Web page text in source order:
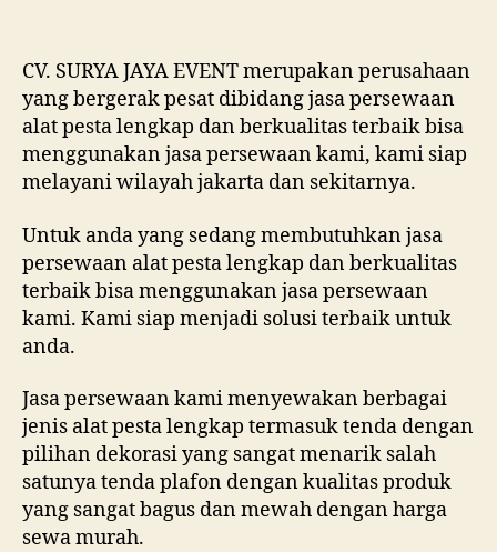
CV. SURYA JAYA EVENT merupakan perusahaan
yang bergerak pesat dibidang jasa persewaan
alat pesta lengkap dan berkualitas terbaik bisa
menggunakan jasa persewaan kami, kami siap
melayani wilayah jakarta dan sekitarnya.
Untuk anda yang sedang membutuhkan jasa
persewaan alat pesta lengkap dan berkualitas
terbaik bisa menggunakan jasa persewaan
kami. Kami siap menjadi solusi terbaik untuk
anda.
Jasa persewaan kami menyewakan berbagai
jenis alat pesta lengkap termasuk tenda dengan
pilihan dekorasi yang sangat menarik salah
satunya tenda plafon dengan kualitas produk
yang sangat bagus dan mewah dengan harga
sewa murah.